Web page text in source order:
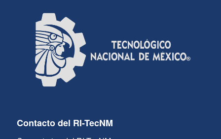
Contacto del RI-TecNM